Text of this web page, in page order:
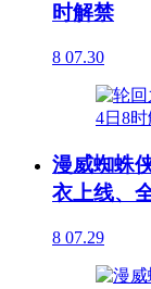
时解禁
8 07.30
漫威蜘蛛
衣上线、
8 07.29